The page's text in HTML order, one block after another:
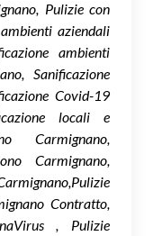
Pulizie con
aziendali
ambienti
Sanificazione
Covid-19
locali e
Carmignano,
Carmignano,
Contratto,
, Pulizie